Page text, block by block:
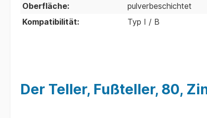
Der Teller, Fußteller, 80,
Oberfläche:
pulverbeschichtet
Kompatibilität:
Typ I / B